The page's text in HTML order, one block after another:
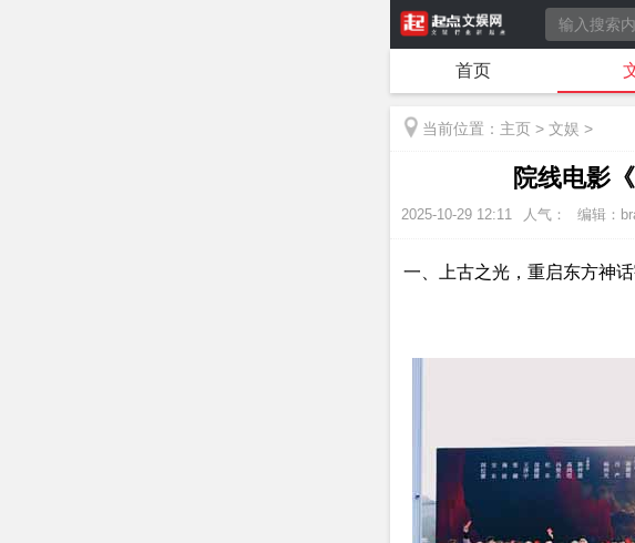
首页
当前位置： 主页 > 文娱 >
院线电影
2025-10-29 12:11 人气： 编辑：
一、上古之光，重启东方神